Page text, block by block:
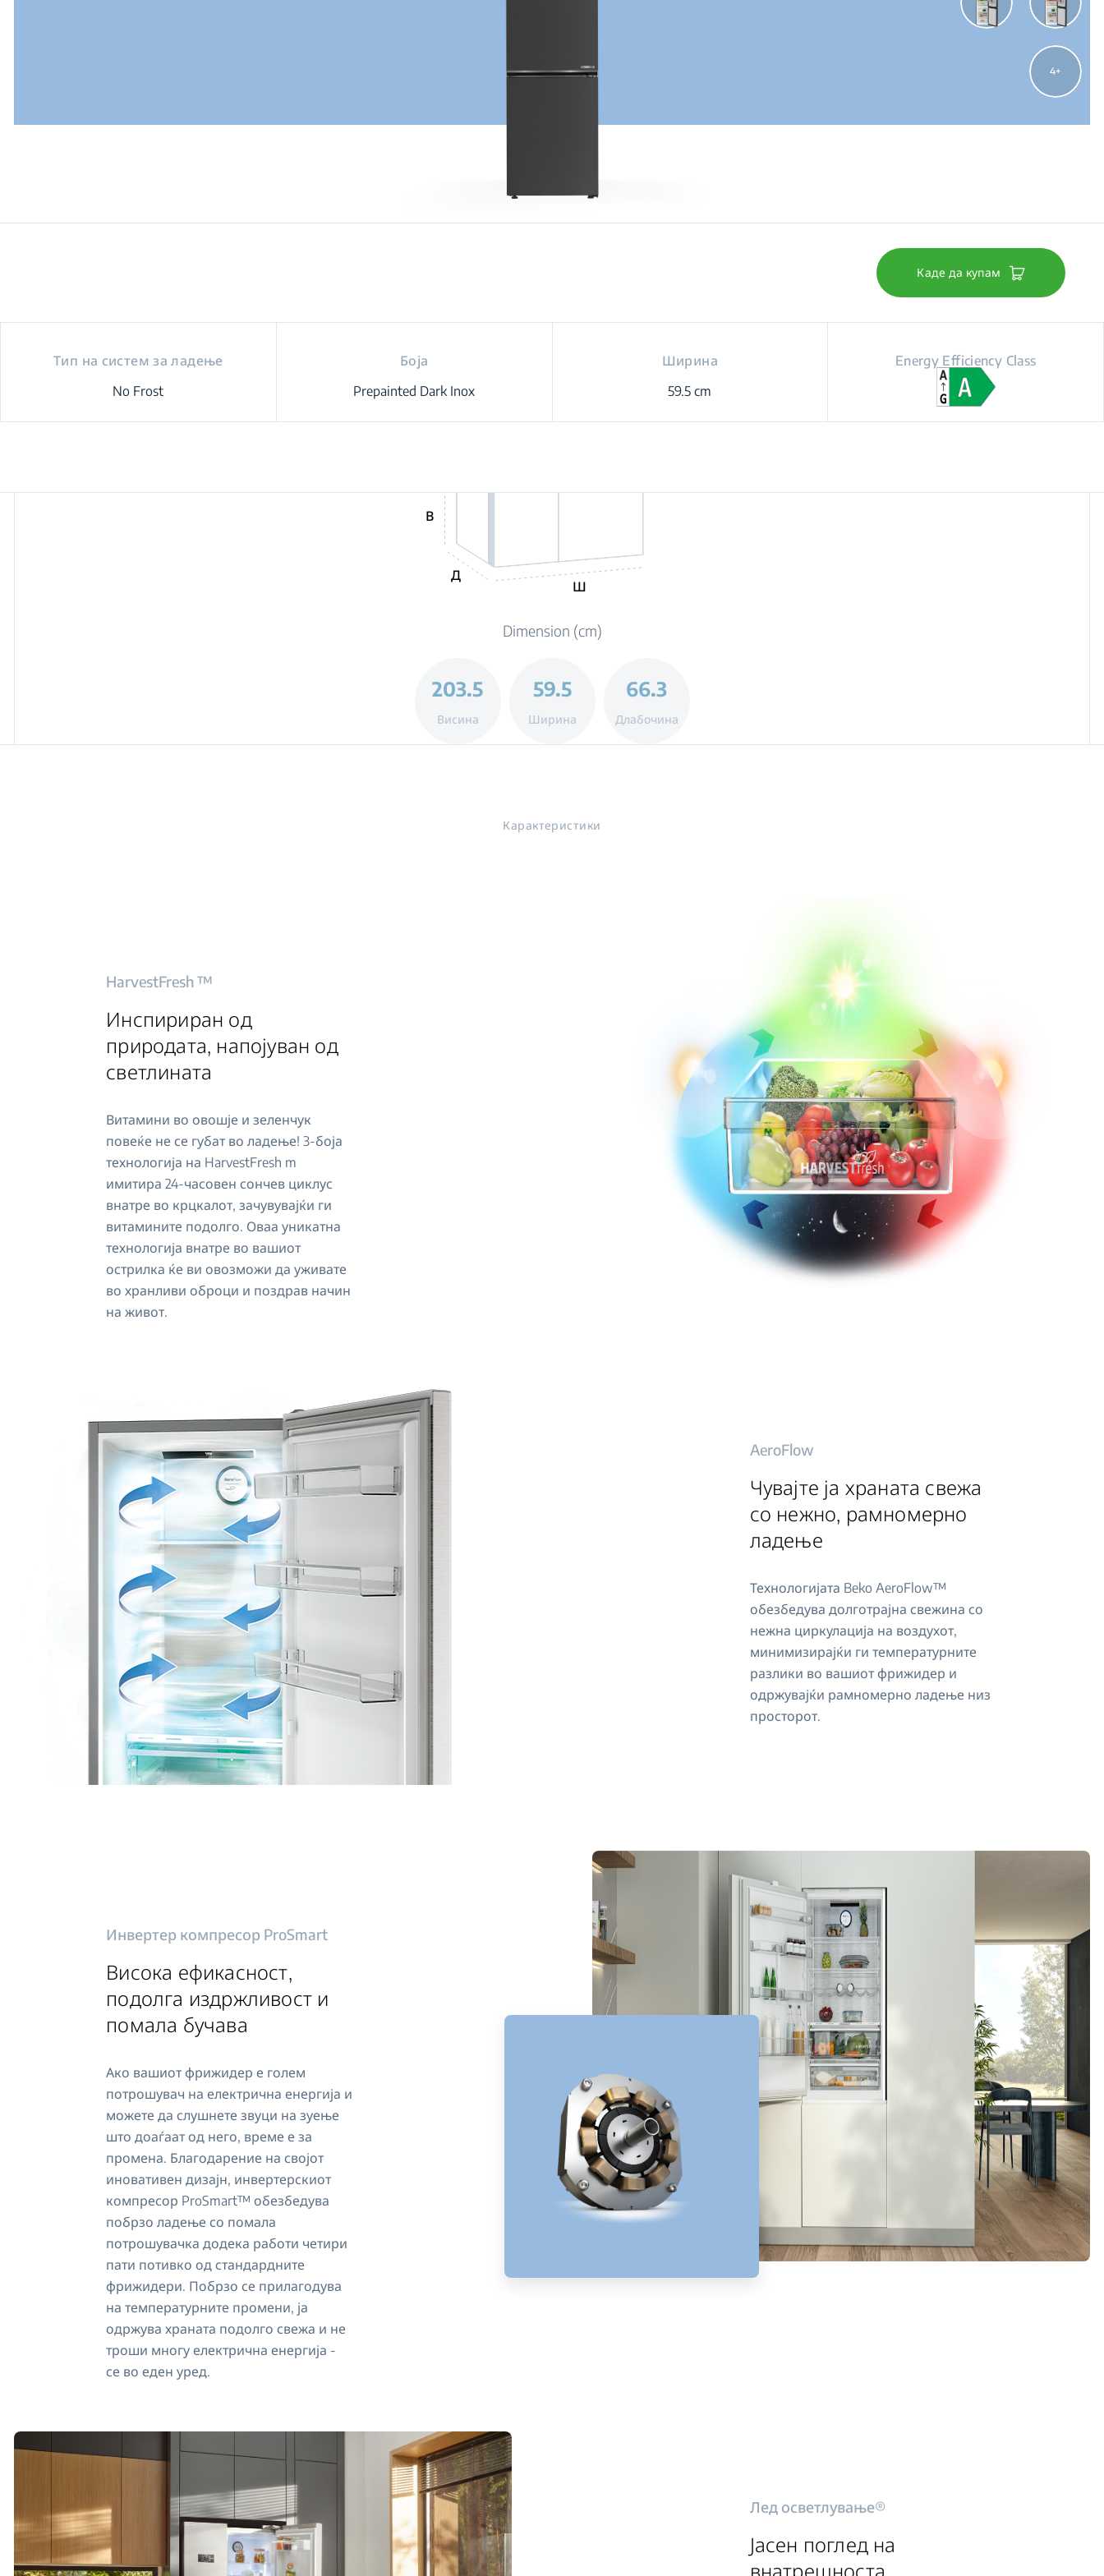
4
Каде да купам
Тип на систем за ладење
No Frost
Боја
Prepainted Dark Inox
Ширина
59.5 cm
Energy Efficiency Class
В
Д
Ш
Dimension (cm)
203.5
Висина
59.5
Ширина
66.3
Длабочина
Карактеристики
HarvestFresh ™
Инспириран од
природата, напојуван од
светлината
Витамини во овошје и зеленчук
повеќе не се губат во ладење! 3-боја
технологија на HarvestFresh m
имитира 24-часовен сончев циклус
внатре во крцкалот, зачувувајќи ги
витамините подолго. Оваа уникатна
технологија внатре во вашиот
острилка ќе ви овозможи да уживате
во хранливи оброци и поздрав начин
на живот.
AeroFlow
Чувајте ја храната свежа
со нежно, рамномерно
ладење
Технологијата Beko AeroFlow™
обезбедува долготрајна свежина со
нежна циркулација на воздухот,
минимизирајќи ги температурните
разлики во вашиот фрижидер и
одржувајќи рамномерно ладење низ
просторот.
Инвертер компресор ProSmart
Висока ефикасност,
подолга издржливост и
помала бучава
Ако вашиот фрижидер е голем
потрошувач на електрична енергија и
можете да слушнете звуци на зуење
што доаѓаат од него, време е за
промена. Благодарение на својот
иновативен дизајн, инвертерскиот
компресор ProSmart™ обезбедува
побрзо ладење со помала
потрошувачка додека работи четири
пати потивко од стандардните
фрижидери. Побрзо се прилагодува
на температурните промени, ја
одржува храната подолго свежа и не
троши многу електрична енергија -
се во еден уред.
Лед осветлување®
Јасен поглед на
внатрешноста